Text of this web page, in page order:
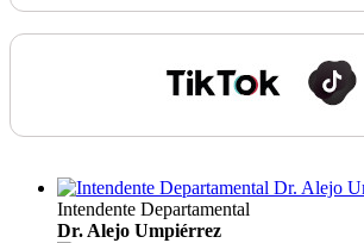
Intendente Departamental
Dr. Alejo Umpiérrez